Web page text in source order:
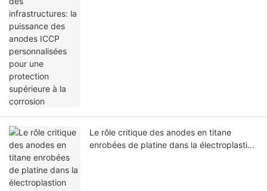
Le rôle critique des anodes en titane
enrobées de platine dans la électroplastion